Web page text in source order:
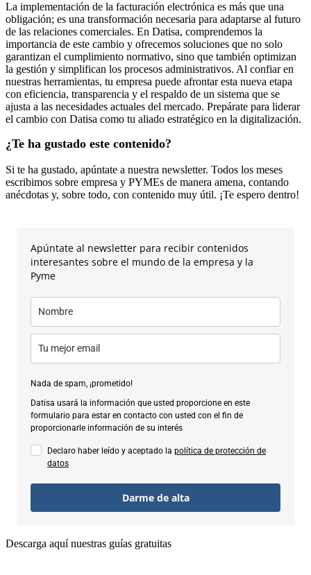
La implementación de la facturación electrónica es más que una
obligación; es una transformación necesaria para adaptarse al futuro
de las relaciones comerciales. En Datisa, comprendemos la
importancia de este cambio y ofrecemos soluciones que no solo
garantizan el cumplimiento normativo, sino que también optimizan
la gestión y simplifican los procesos administrativos. Al confiar en
nuestras herramientas, tu empresa puede afrontar esta nueva etapa
con eficiencia, transparencia y el respaldo de un sistema que se
ajusta a las necesidades actuales del mercado. Prepárate para liderar
el cambio con Datisa como tu aliado estratégico en la digitalización.
¿Te ha gustado este contenido?
Si te ha gustado, apúntate a nuestra newsletter. Todos los meses
escribimos sobre empresa y PYMEs de manera amena, contando
anécdotas y, sobre todo, con contenido muy útil. ¡Te espero dentro!
Apúntate al newsletter para recibir contenidos
interesantes sobre el mundo de la empresa y la
Pyme
Nada de spam, ¡prometido!
Datisa usará la información que usted proporcione en este
formulario para estar en contacto con usted con el fin de
proporcionarle información de su interés
Declaro haber leído y aceptado la política de protección de
datos
Darme de alta
Descarga aquí nuestras guías gratuitas